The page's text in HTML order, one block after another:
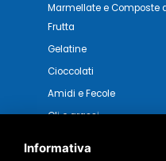
Marmellate e Composte
Frutta
Gelatine
Cioccolati
Amidi e Fecole
Oli e grassi
Informativa